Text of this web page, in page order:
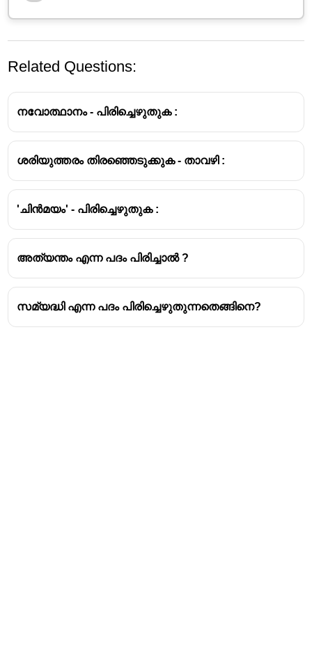
പിരിച്ചെഴുത്ത്
കരിങ്കൂവളം = കരി + കൂവളം
വാഗീശൻ = വാക് + ഈശൻ
കർണ്ണാനന്ദം = കർണ്ണ + ആനന്ദം
Related Questions:
നവോത്ഥാനം - പിരിച്ചെഴുതുക :
ശരിയുത്തരം തിരഞ്ഞെടുക്കുക - താവഴി :
'ചിൻമയം' - പിരിച്ചെഴുതുക :
അത്യന്തം എന്ന പദം പിരിച്ചാൽ ?
സമ്യദ്ധി എന്ന പദം പിരിച്ചെഴുതുന്നതെങ്ങിനെ?